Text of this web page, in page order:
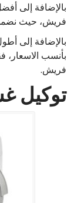
بالإضافة إلى
فريش، حيث نضمن
بالإضافة إلى
بأنسب
فريش.
توكيل